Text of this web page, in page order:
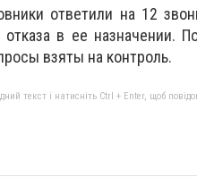
ответили на 12
в ее назначении.
взяты на контроль.
текст і натисніть Ctrl + Enter, щоб